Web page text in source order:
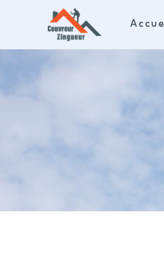
Panneau de gestion des cookies